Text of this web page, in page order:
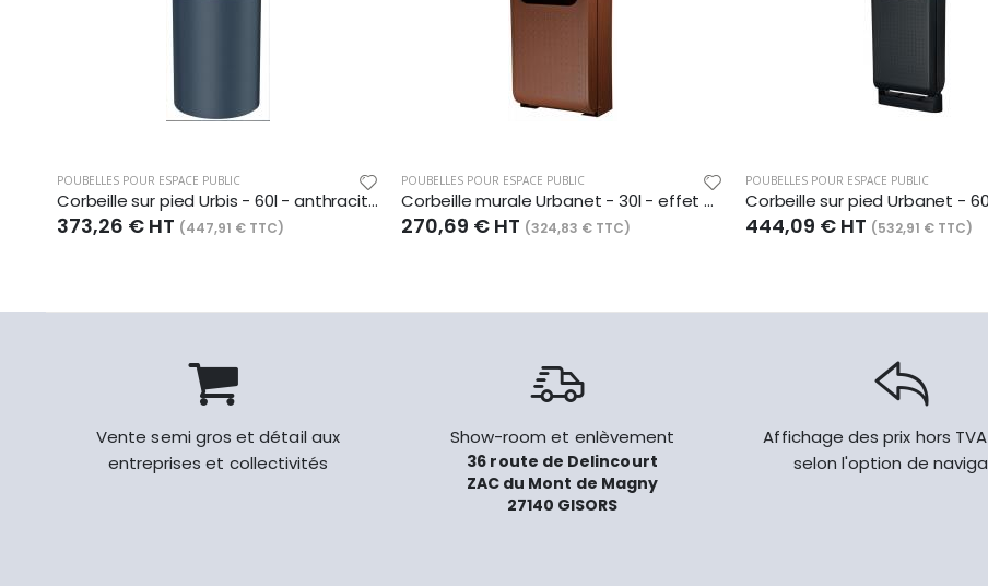
POUBELLES POUR ESPACE PUBLIC
Corbeille sur pied Urbis - 60l - anthracite mat - RAL 7016
373,26 € HT (447,91 € TTC)
POUBELLES POUR ESPACE PUBLIC
Corbeille murale Urbanet - 30l - effet Corten (aspect acier rouillé)
270,69 € HT (324,83 € TTC)
POUBELLES POUR ESPACE PUBLIC
444,09 € HT (532,91 € TTC)
Vente semi gros et détail aux
entreprises et collectivités
Show-room et enlèvement
36 route de Delincourt
ZAC du Mont de Magny
27140 GISORS
Affichage des prix hors
selon l'option de